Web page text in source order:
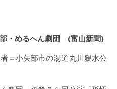
・めるへん劇団 (富山新聞)
＝小矢部市の湯道丸川親水公